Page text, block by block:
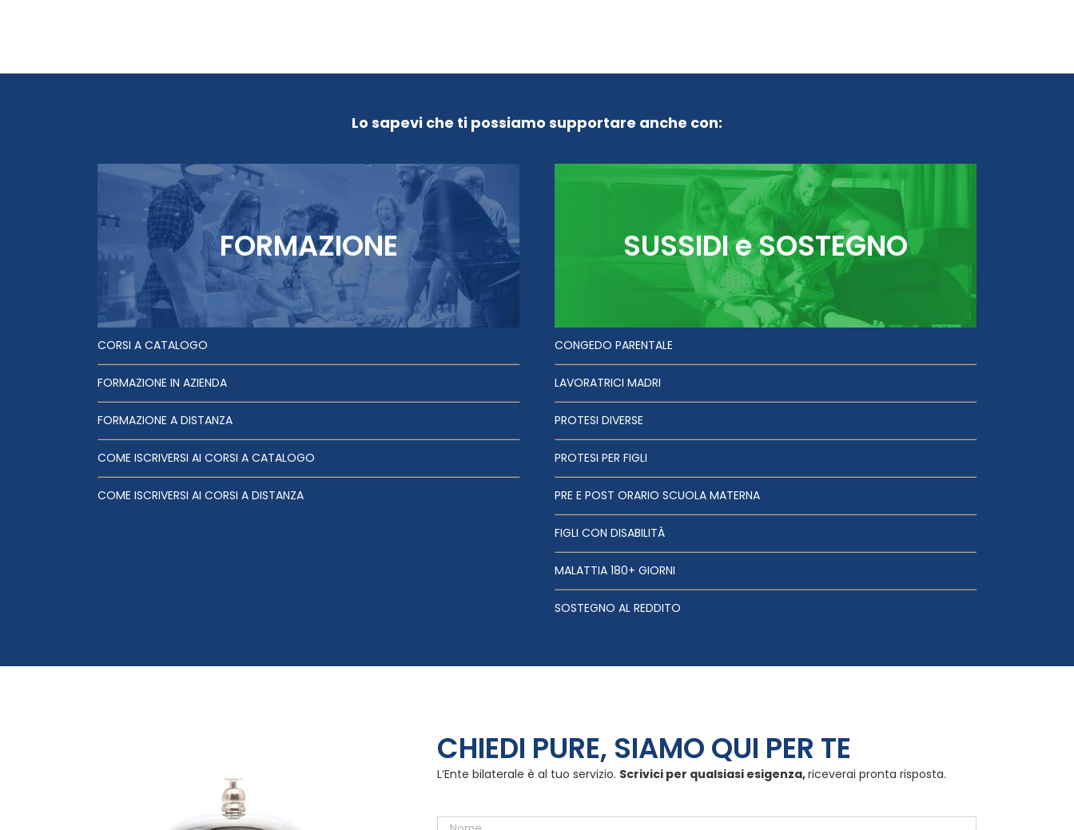
Lo sapevi che ti possiamo supportare anche con:
FORMAZIONE
CORSI A CATALOGO
FORMAZIONE IN AZIENDA
FORMAZIONE A DISTANZA
COME ISCRIVERSI AI CORSI A CATALOGO
COME ISCRIVERSI AI CORSI A DISTANZA
SUSSIDI e SOSTEGNO
CONGEDO PARENTALE
LAVORATRICI MADRI
PROTESI DIVERSE
PROTESI PER FIGLI
PRE E POST ORARIO SCUOLA MATERNA
FIGLI CON DISABILITÀ
MALATTIA 180+ GIORNI
SOSTEGNO AL REDDITO
CHIEDI PURE, SIAMO QUI PER TE
L’Ente bilaterale è al tuo servizio. Scrivici per qualsiasi esigenza,riceverai pronta risposta.